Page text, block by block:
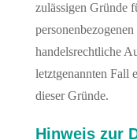
zulässigen Gründe
handelsrechtliche
letztgenannten Fall
dieser Gründe.
Hinweis zur